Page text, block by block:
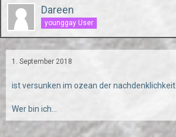
Dareen
younggay User
1. September 2018
ist versunken im ozean der nachdenklichkeit.
Wer bin ich...